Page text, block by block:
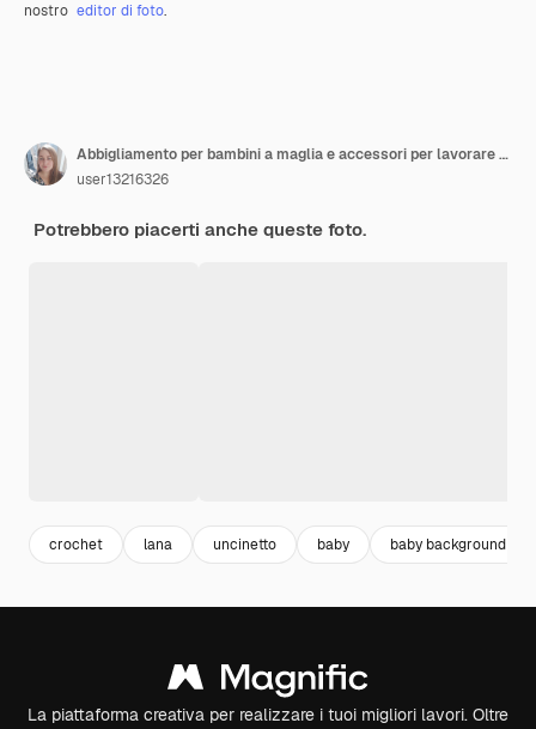
nostro editor di foto.
Abbigliamento per bambini a maglia e accessori per lavorare a maglia. Ricamo e lavoro a maglia. Hobby e creatività. Maglia per bambini. Fatto a mano
user13216326
Potrebbero piacerti anche queste foto.
crochet lana uncinetto baby baby background
La piattaforma creativa per realizzare i tuoi migliori lavori. Oltre